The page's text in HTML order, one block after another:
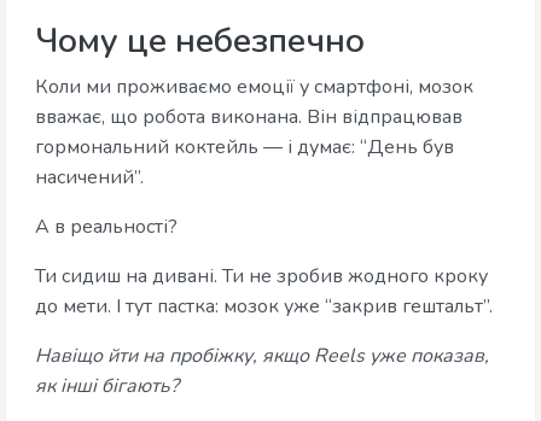
Чому це небезпечно
Коли ми проживаємо емоції у смартфоні, мозок
вважає, що робота виконана. Він відпрацював
гормональний коктейль — і думає: “День був
насичений”.
А в реальності?
Ти сидиш на дивані. Ти не зробив жодного кроку
до мети. І тут пастка: мозок уже “закрив гештальт”.
Навіщо йти на пробіжку, якщо Reels уже показав,
як інші бігають?